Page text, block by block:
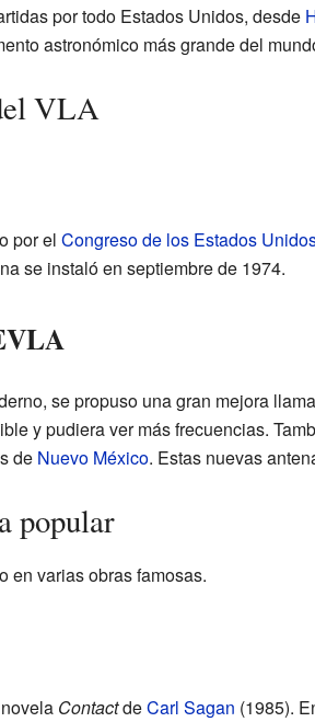
por todo Estados Unidos, desde
astronómico más grande del
VLA
por el Congreso de los Estados
se instaló en septiembre de 1974.
se propuso una gran mejora
y pudiera ver más frecuencias.
de Nuevo México. Estas nuevas
popular
en varias obras famosas.
ContactdeCarl Sagan (1985).